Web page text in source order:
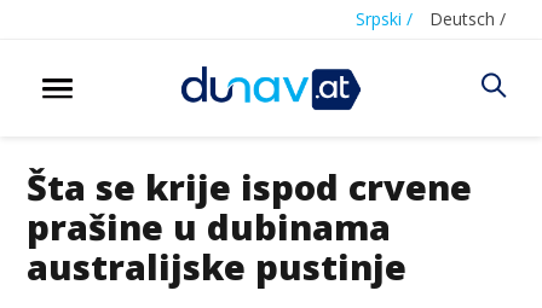
Srpski / Deutsch /
Šta se krije ispod crvene
prašine u dubinama
australijske pustinje